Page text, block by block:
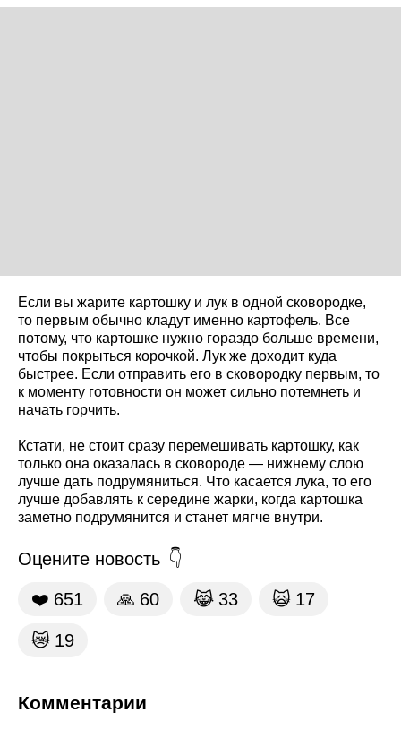
Если вы жарите картошку и лук в одной сковородке,
то первым обычно кладут именно картофель. Все
потому, что картошке нужно гораздо больше времени,
чтобы покрыться корочкой. Лук же доходит куда
быстрее. Если отправить его в сковородку первым, то
к моменту готовности он может сильно потемнеть и
начать горчить.
Кстати, не стоит сразу перемешивать картошку, как
только она оказалась в сковороде — нижнему слою
лучше дать подрумяниться. Что касается лука, то его
лучше добавлять к середине жарки, когда картошка
заметно подрумянится и станет мягче внутри.
Оцените новость
❤️ 651 🙏 60 😹 33 🙀 17
😿 19
Комментарии